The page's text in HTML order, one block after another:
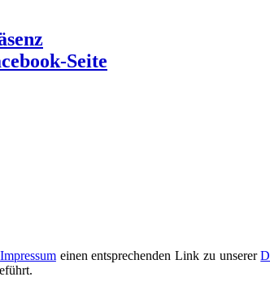
Seite
Impressumeinen entsprechenden Link zu unserer